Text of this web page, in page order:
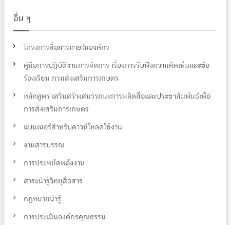
อื่น ๆ
โครงการสื่อสารภายในองค์กร
คู่มือการปฏิบัติงานการจัดการ เรื่องการรับฟังความคิดเห็นและข้อ
ร้องเรียน กรมส่งเสริมการเกษตร
หลักสูตร เสริมสร้างสมรรถนะการผลิตสื่อและประชาสัมพันธ์เพื่อ
การส่งเสริมการเกษตร
แบนเนอร์สำหรับดาวน์โหลดใช้งาน
งานสารบรรณ
การประหยัดพลังงาน
สาระน่ารู้วิทยุสื่อสาร
กฏหมายน่ารู้
การประเมินองค์กรคุณธรรม